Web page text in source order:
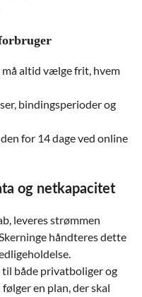
altid vælge frit, hvem
bindingsperioder og
for 14 dage ved online
og netkapacitet
leveres strømmen
håndteres dette
både privatboliger og
en plan, der skal